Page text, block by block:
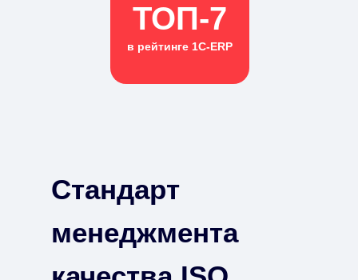
ТОП-7
в рейтинге 1С-ERP
Стандарт
менеджмента